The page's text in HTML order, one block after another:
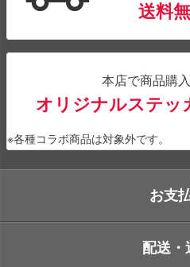
送料
本店で商品購
オリジナルステッ
※各種コラボ商品は対象外です。
お支
配送・